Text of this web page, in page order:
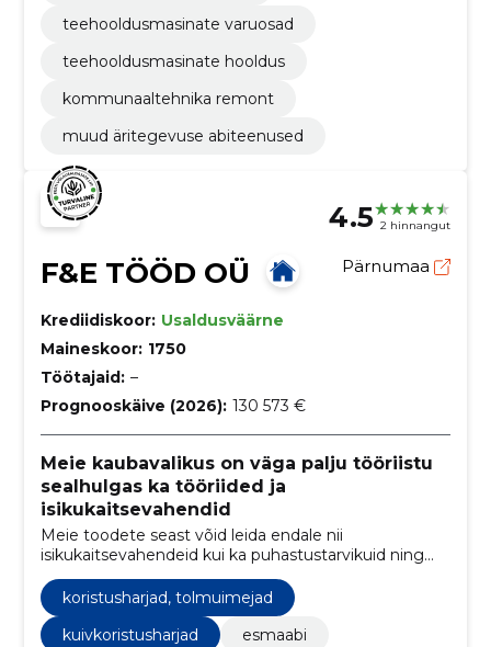
teehooldusmasinate varuosad
teehooldusmasinate hooldus
kommunaaltehnika remont
muud äritegevuse abiteenused
4.5 2 hinnangut
F&E TÖÖD OÜ Pärnumaa
Krediidiskoor: Usaldusväärne
Maineskoor: 1750
Töötajaid: –
Prognooskäive (2026): 130 573 €
Meie kaubavalikus on väga palju tööriistu
sealhulgas ka tööriided ja
isikukaitsevahendid
Meie toodete seast võid leida endale nii
isikukaitsevahendeid kui ka puhastustarvikuid ning
palju muud
koristusharjad, tolmuimejad
kuivkoristusharjad
esmaabi